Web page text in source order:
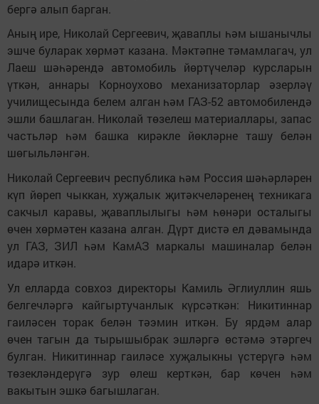
бергә алып барган.
Аның ире, Николай Сергеевич, җаваплы һәм ышанычлы
эшче буларак хөрмәт казана. Мәктәпне тәмамлагач, ул
Лаеш шәһәрендә автомобиль йөртүчеләр курсларын
үткән, аннары Корноухово механизаторлар әзерләү
училищесында белем алган һәм ГАЗ-52 автомобилендә
эшли башлаган. Николай төзелеш материаллары, запас
частьләр һәм башка кирәкле йөкләрне ташу белән
шөгыльләнгән.
Николай Сергеевич республика һәм Россия шәһәрләрен
күп йөреп чыккан, хуҗалык җитәкчеләренең техникага
сакчыл каравы, җаваплылыгы һәм һөнәри осталыгы
өчен хөрмәтен казана алган. Дүрт дистә ел дәвамында
ул ГАЗ, ЗИЛ һәм КамАЗ маркалы машиналар белән
идарә иткән.
Ул елларда совхоз директоры Камиль Әглиуллин яшь
белгечләргә кайгыртучанлык күрсәткән: Никитиннар
гаиләсен торак белән тәэмин иткән. Бу ярдәм алар
өчен тагын да тырышыбрак эшләргә өстәмә этәргеч
булган. Никитиннар гаиләсе хуҗалыкны үстерүгә һәм
төзекләндерүгә зур өлеш керткән, бар көчен һәм
вакытын эшкә багышлаган.